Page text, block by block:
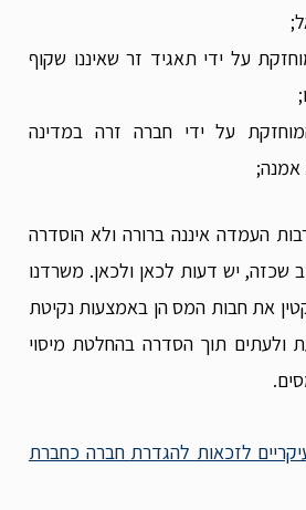
על ידי תאגיד זר שאיננו שקוף
על ידי חברה זרה במדינה
אמנה;
העמדה איננה ברורה ולא הוסדרה
שכזה, יש דעות לכאן ולכאן. משרדנו
את חבות המס הן באמצעות נקיטת
ולעתים תוך הסדרה בהחלטת מיסוי
לזכאות להגדרת חברה כחברת